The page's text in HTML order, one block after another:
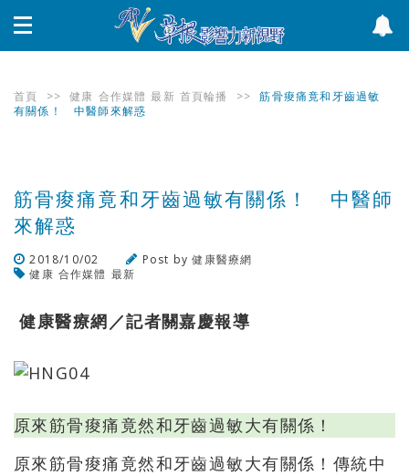
首頁 >> 健康 合作媒體 最新 首頁輪播 >>
筋骨痠痛竟和牙齒過敏
有關係！ 中醫師來解惑
筋骨痠痛竟和牙齒過敏有關係！ 中醫師
來解惑
2018/10/02 Post by健康醫療網
健康 合作媒體 最新
健康醫療網／記者關嘉慶報導
原來筋骨痠痛竟然和牙齒過敏大有關係！
原來筋骨痠痛竟然和牙齒過敏大有關係！傳統中